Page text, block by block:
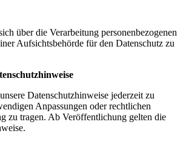
über die Verarbeitung personenbezogenen
Aufsichtsbehörde für den Datenschutz zu
Datenschutzhinweise jederzeit zu
Anpassungen oder rechtlichen
zu tragen. Ab Veröffentlichung gelten die